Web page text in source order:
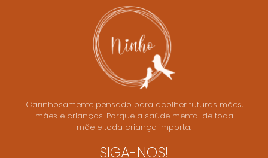
Carinhosamente pensado para acolher futuras mães,
mães e crianças. Porque a saúde mental de toda
mãe e toda criança importa.
SIGA-NOS!